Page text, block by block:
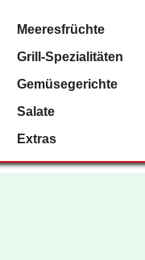
Meeresfrüchte
Grill-Spezialitäten
Gemüsegerichte
Salate
Extras